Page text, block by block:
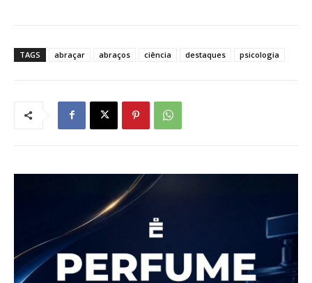
TAGS abraçar abraços ciência destaques psicologia